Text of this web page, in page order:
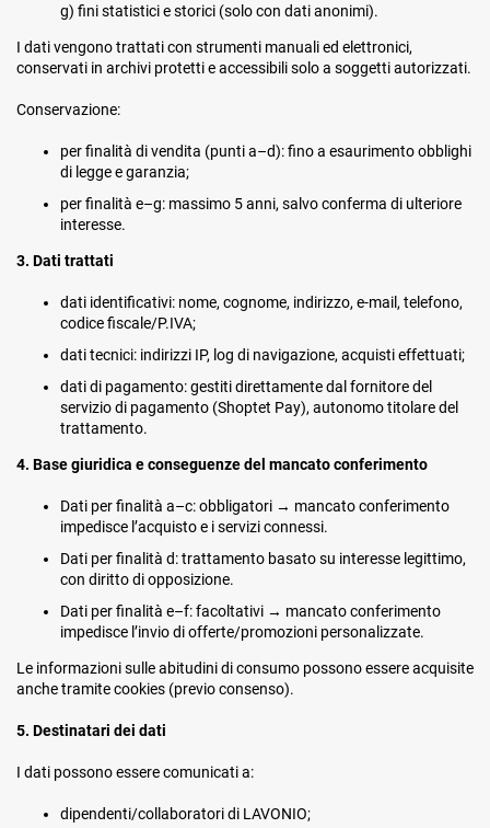
g) fini statistici e storici (solo con dati anonimi).
I dati vengono trattati con strumenti manuali ed elettronici,
conservati in archivi protetti e accessibili solo a soggetti autorizzati.
Conservazione:
per finalità di vendita (punti a–d): fino a esaurimento obblighi
di legge e garanzia;
per finalità e–g: massimo 5 anni, salvo conferma di ulteriore
interesse.
3. Dati trattati
dati identificativi: nome, cognome, indirizzo, e-mail, telefono,
codice fiscale/P.IVA;
dati tecnici: indirizzi IP, log di navigazione, acquisti effettuati;
dati di pagamento: gestiti direttamente dal fornitore del
servizio di pagamento (Shoptet Pay), autonomo titolare del
trattamento.
4. Base giuridica e conseguenze del mancato conferimento
Dati per finalità a–c: obbligatori → mancato conferimento
impedisce l’acquisto e i servizi connessi.
Dati per finalità d: trattamento basato su interesse legittimo,
con diritto di opposizione.
Dati per finalità e–f: facoltativi → mancato conferimento
impedisce l’invio di offerte/promozioni personalizzate.
Le informazioni sulle abitudini di consumo possono essere acquisite
anche tramite cookies (previo consenso).
5. Destinatari dei dati
I dati possono essere comunicati a:
dipendenti/collaboratori di LAVONIO;